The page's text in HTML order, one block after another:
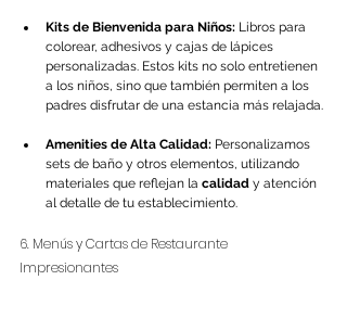
Kits de Bienvenida para Niños: Libros para
colorear, adhesivos y cajas de lápices
personalizadas. Estos kits no solo entretienen
a los niños, sino que también permiten a los
padres disfrutar de una estancia más relajada.
Amenities de Alta Calidad: Personalizamos
sets de baño y otros elementos, utilizando
materiales que reflejan la calidad y atención
al detalle de tu establecimiento.
6. Menús y Cartas de Restaurante
Impresionantes